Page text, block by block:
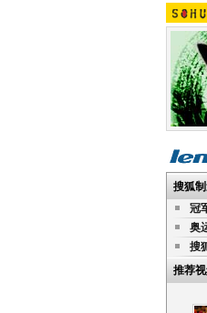
搜狐
冠
奥
搜
推荐